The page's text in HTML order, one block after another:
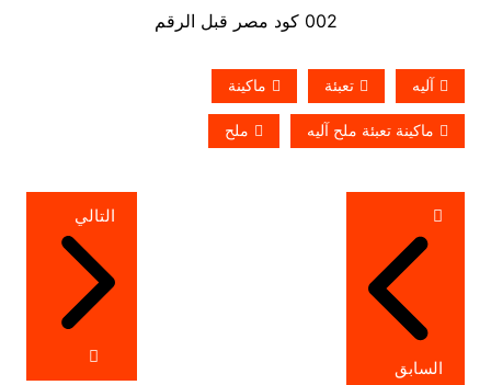
002 كود مصر قبل الرقم
آليه تعبئة ماكينة
ماكينة تعبئة ملح آليه ملح
تصفّح
المقالات
السابق
التالي